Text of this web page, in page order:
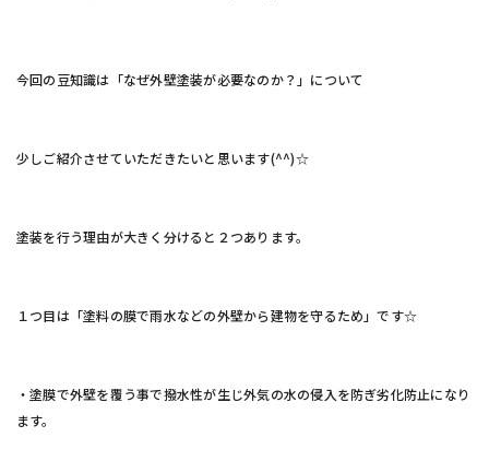
今回の豆知識は「なぜ外壁塗装が必要なのか？」について
少しご紹介させていただきたいと思います(^^)☆
塗装を行う理由が大きく分けると２つあります。
１つ目は「塗料の膜で雨水などの外壁から建物を守るため」です☆
・塗膜で外壁を覆う事で撥水性が生じ外気の水の侵入を防ぎ劣化防止になり
ます。